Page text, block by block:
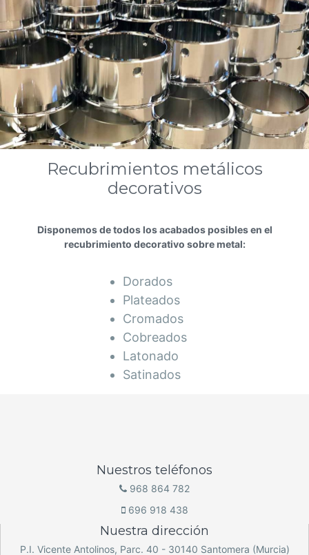
Recubrimientos metálicos
decorativos
Disponemos de todos los acabados posibles en el
recubrimiento decorativo sobre metal:
Dorados
Plateados
Cromados
Cobreados
Latonado
Satinados
Nuestros teléfonos
968 864 782
696 918 438
Nuestra dirección
P.I. Vicente Antolinos, Parc. 40 - 30140 Santomera (Murcia)